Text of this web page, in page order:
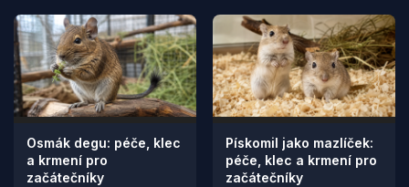
Osmák degu: péče, klec
a krmení pro
začátečníky
Pískomil jako mazlíček:
péče, klec a krmení pro
začátečníky